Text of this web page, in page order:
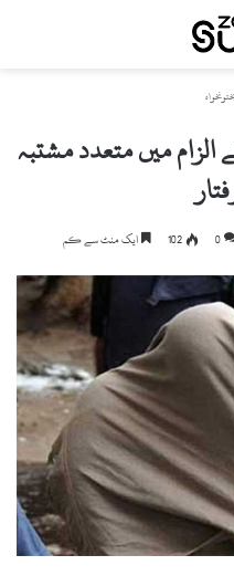
میں متعدد مشتبہ
0
102 ایک منٹ سے کم